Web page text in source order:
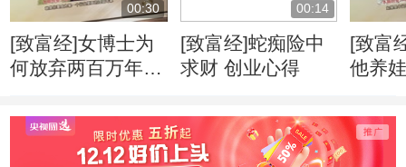
00:30
[致富经]女博士为
何放弃两百万年薪
00:14
[致富经]蛇痴险中
求财 创业心得
[致富
他养